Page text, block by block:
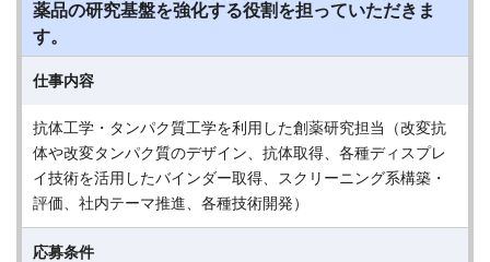
薬品の研究基盤を強化する役割を担っていただきま
す。
仕事内容
抗体工学・タンパク質工学を利用した創薬研究担当（改変抗
体や改変タンパク質のデザイン、抗体取得、各種ディスプレ
イ技術を活用したバインダー取得、スクリーニング系構築・
評価、社内テーマ推進、各種技術開発）
応募条件